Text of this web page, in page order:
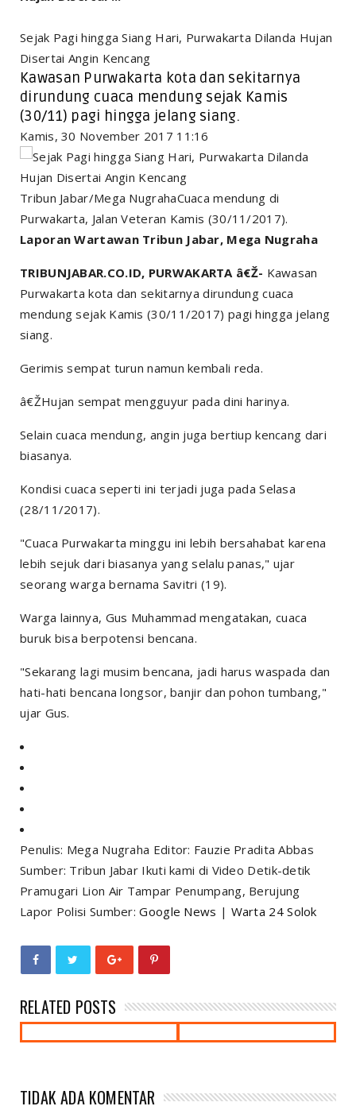
Sejak Pagi hingga Siang Hari, Purwakarta Dilanda Hujan
Disertai Angin Kencang
Kawasan Purwakarta kota dan sekitarnya
dirundung cuaca mendung sejak Kamis
(30/11) pagi hingga jelang siang.
Kamis, 30 November 2017 11:16
Tribun Jabar/Mega NugrahaCuaca mendung di
Purwakarta, Jalan Veteran Kamis (30/11/2017).
Laporan Wartawan Tribun Jabar, Mega Nugraha
TRIBUNJABAR.CO.ID, PURWAKARTA â€Ž- Kawasan
Purwakarta kota dan sekitarnya dirundung cuaca
mendung sejak Kamis (30/11/2017) pagi hingga jelang
siang.
Gerimis sempat turun namun kembali reda.
â€ŽHujan sempat mengguyur pada dini harinya.
Selain cuaca mendung, angin juga bertiup kencang dari
biasanya.
Kondisi cuaca seperti ini terjadi juga pada Selasa
(28/11/2017).
"Cuaca Purwakarta minggu ini lebih bersahabat karena
lebih sejuk dari biasanya yang selalu panas," ujar
seorang warga bernama Savitri (19).
Warga lainnya, Gus Muhammad mengatakan, cuaca
buruk bisa berpotensi bencana.
"Sekarang lagi musim bencana, jadi harus waspada dan
hati-hati bencana longsor, banjir dan pohon tumbang,"
ujar Gus.
Penulis: Mega Nugraha Editor: Fauzie Pradita Abbas
Sumber: Tribun Jabar Ikuti kami di Video Detik-detik
Pramugari Lion Air Tampar Penumpang, Berujung
Lapor Polisi Sumber:Google News | Warta 24 Solok
RELATED POSTS
TIDAK ADA KOMENTAR